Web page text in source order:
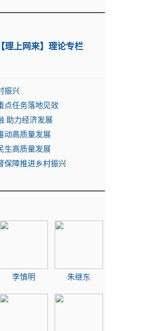
【理上网来】理论专栏
振兴
点任务落地见效
助力经济发展
动高质量发展
生高质量发展
保障推进乡村振兴
李慎明 朱继东